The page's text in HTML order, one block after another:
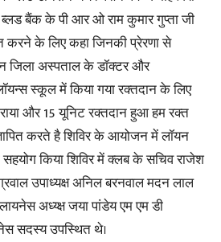
बैंक के पी आर ओ राम कुमार गुप्ता जी
करने के लिए कहा जिनकी प्रेरणा से
जिला अस्पताल के डॉक्टर और
स्कूल में किया गया रक्तदान के लिए
और 15 यूनिट रक्तदान हुआ हम रक्त
करते है शिविर के आयोजन में लॉयन
किया शिविर में क्लब के सचिव राजेश
उपाध्यक्ष अनिल बरनवाल मदन लाल
अध्य्क्ष जया पांडेय एम एम डी
सदस्य उपस्थित थे।